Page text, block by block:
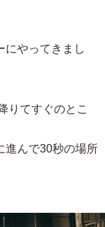
にやってきまし
りてすぐのとこ
進んで30秒の場所